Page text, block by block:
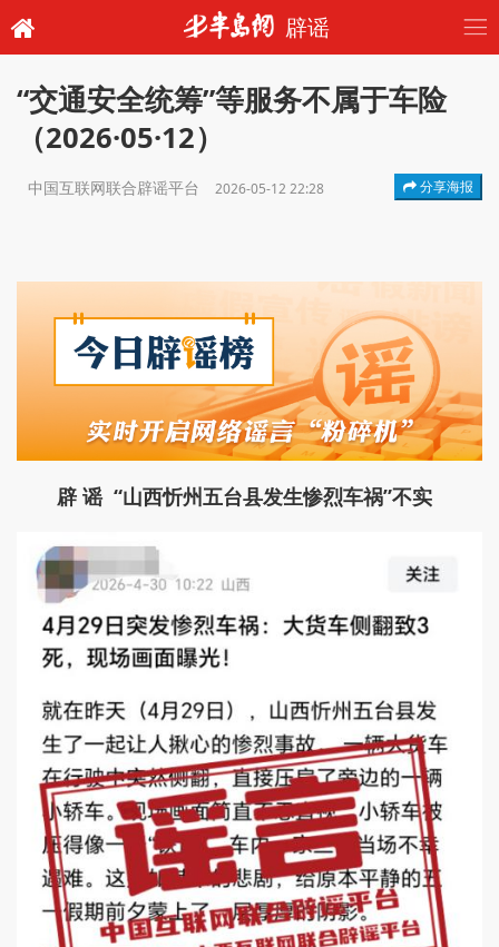
辟谣
“交通安全统筹”等服务不属于车险
（2026·05·12）
中国互联网联合辟谣平台 2026-05-12 22:28 分享海报
辟 谣 “山西忻州五台县发生惨烈车祸”不实